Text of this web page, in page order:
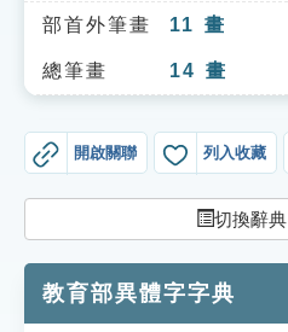
知識索引
單字索引
遊戲專區
教學應用
貓頭鷹博士
部首外筆畫 11 畫
總筆畫 14 畫
開啟關聯 列入收藏
切換辭典
教育部異體字字典